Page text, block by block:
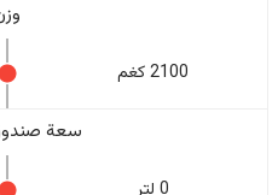
2100 كغم
سعة